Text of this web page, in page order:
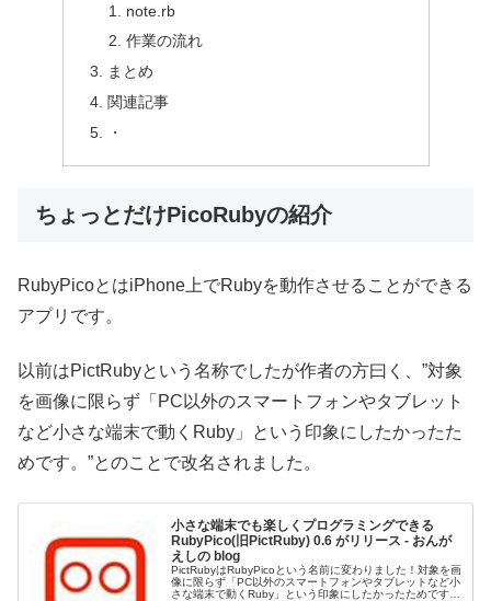
note.rb
作業の流れ
まとめ
関連記事
・
ちょっとだけPicoRubyの紹介
RubyPicoとはiPhone上でRubyを動作させることができる
アプリです。
以前はPictRubyという名称でしたが作者の方曰く、”対象
を画像に限らず「PC以外のスマートフォンやタブレット
など小さな端末で動くRuby」という印象にしたかったた
めです。”とのことで改名されました。
小さな端末でも楽しくプログラミングできる
RubyPico(旧PictRuby) 0.6 がリリース - おんが
えしの blog
PictRubyはRubyPicoという名前に変わりました！対象を画
像に限らず「PC以外のスマートフォンやタブレットなど小
さな端末で動くRuby」という印象にしたかったためです。